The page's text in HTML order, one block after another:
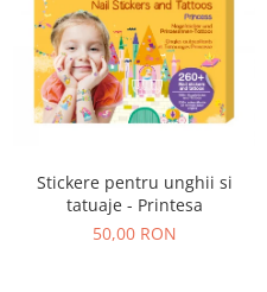
Stickere pentru unghii si
tatuaje - Printesa
50,00 RON